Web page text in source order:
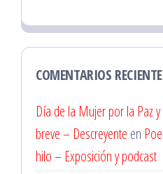
COMENTARIOS
Día de la Mujer por la Paz
breve – Descreyente en
hilo – Exposición y podcast